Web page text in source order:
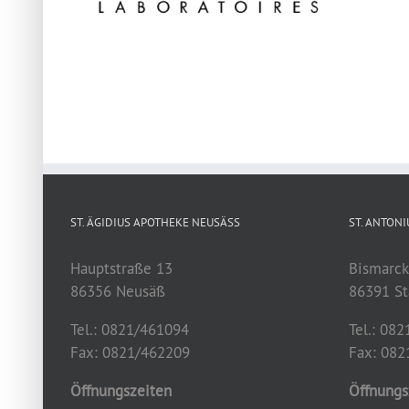
ST. ÄGIDIUS APOTHEKE NEUSÄSS
Hauptstraße 13
86356 Neusäß
Tel.: 0821/461094
Fax: 0821/462209
Öffnungszeiten
ST.
86391
Tel.:
Fax: